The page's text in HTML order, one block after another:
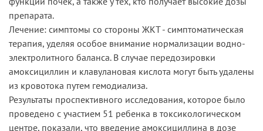
препарата.
Лечение: симптомы со стороны ЖКТ - симптоматическая
терапия, уделяя особое внимание нормализации водно-
электролитного баланса. В случае передозировки
амоксициллин и клавулановая кислота могут быть удалены
из кровотока путем гемодиализа.
Результаты проспективного исследования, которое было
проведено с участием 51 ребенка в токсикологическом
центре, показали, что введение амоксициллина в дозе